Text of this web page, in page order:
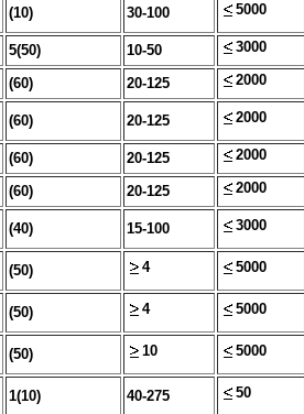
(10) 30-100 5000
5(50) 10-50 3000
(60) 20-125 2000
(60) 20-125 2000
(60) 20-125 2000
(60) 20-125 2000
(40) 15-100 3000
(50) 4 5000
(50) 4 5000
(50) 10 5000
1(10) 40-275 50